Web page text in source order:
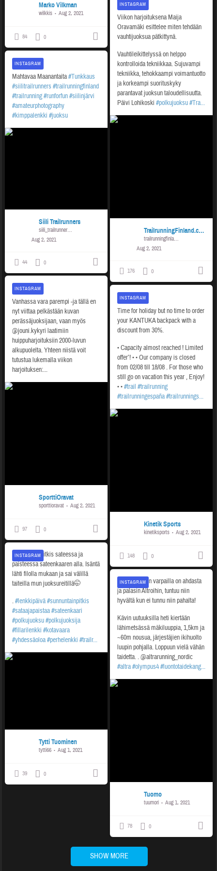
Marko Vilkman
wilkkis Aug 2, 2021
84 0
Viikon harjoituksena Maija
Oravamäki esittelee miten tehdään
vauhtijuoksua pätkittynä.
Vauhtileikittelyssä on helppo
kontrolloida tekniikkaa. Sujuvampi
tekniikka, tehokkaampi voimantuotto
ja korkeampi suorituskyky
parantavat juoksun taloudellisuutta.
Päivi Lohikoski #polkujuoksu#Tra...
TrailrunningFinland.com
trailrunningfinland
Aug 2, 2021
INSTAGRAM
176 0
Mahtavaa Maanantaita#Tunkkaus
#siilitrailrunners #trailrunningfinland
#trailrunning#runforfun#siilinjärvi
#amateurphotography
#kimppalenkki #juoksu
Siili Trailrunners
siili_trailrunners_ry
Aug 2, 2021
INSTAGRAM
44 0
Vanhassa vara parempi -ja tällä en
nyt viittaa pelkästään kuvan
perässäjuoksijaan, vaan myös
@jouni.kykyri laatimiin
huippuharjoituksiin 2000-luvun
alkupuolelta. Yhteen niistä voit
tutustua lukemalla viikon
harjoituksen:...
SporttiOravat
sporttioravat Aug 2, 2021
INSTAGRAM
97 0
Time for holiday but no time to order
your KANTUKA backpack with a
discount from 30%.
•Capacity almost reached ! Limited
offer’!••Our company is closed
from 02/08 till 18/08 . For those who
still go on vacation this year , Enjoy!
••#trail #trailrunning
#trailrunningespaña#trailrunnings...
Kinetik Sports
kinetiksports Aug 2, 2021
INSTAGRAM
148 0
Sunnuntain pitkis sateessa ja
paisteessa sateenkaaren alla. Isäntä
lähti filolla mukaan ja sai välillä
taiteilla mun juoksureitillä🤭
.#lenkkipäivä#sunnuntainpitkis
#sataajapaistaa#sateenkaari
#polkujuoksu#polkujuoksija
#fillarilenkki #kotavaara
#yhdessäoloa#perhelenkki #trailr...
Tytti Tuominen
tytti66 Aug 1, 2021
INSTAGRAM
39 0
Kyllästyin kun varpailla on ahdasta
ja palasin Altroihin, tuntuu niin
hyvältä kun ei tunnu niin pahalta!
Kävin uutuuksilla heti kiertään
lähimetsässä mäkiluuppia, 1,5km ja
~60m nousua, järjestäjien ikihuolto
luupin pohjalla. Loppuun vielä vähän
taidetta. .@altrarunning_nordic
#altra#olympus4#luontotaidekang...
Tuomo
tuumori Aug 1, 2021
INSTAGRAM
78 0
SHOW MORE